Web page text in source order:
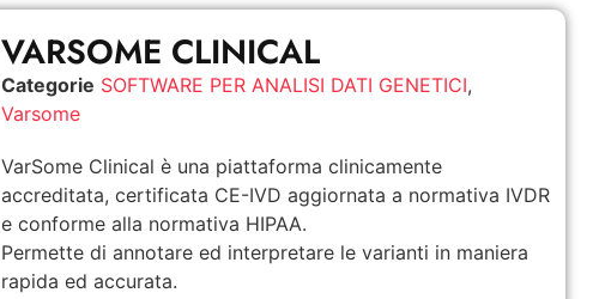
VARSOME CLINICAL
Categorie SOFTWARE PER ANALISI DATI GENETICI,
Varsome
VarSome Clinical è una piattaforma clinicamente
accreditata, certificata CE-IVD aggiornata a normativa IVDR
e conforme alla normativa HIPAA.
Permette di annotare ed interpretare le varianti in maniera
rapida ed accurata.